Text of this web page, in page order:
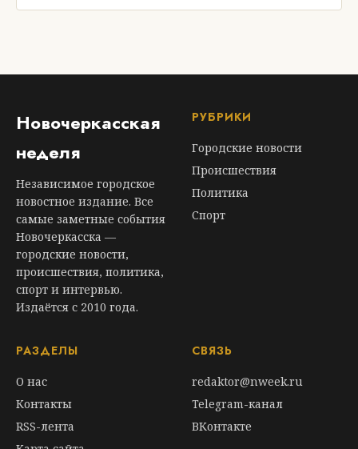
Новочеркасская
неделя
Независимое городское
новостное издание. Все
самые заметные события
Новочеркасска —
городские новости,
происшествия, политика,
спорт и интервью.
Издаётся с 2010 года.
РУБРИКИ
Городские новости
Происшествия
Политика
Спорт
РАЗДЕЛЫ
О нас
Контакты
RSS-лента
СВЯЗЬ
redaktor@nweek.ru
Telegram-канал
ВКонтакте